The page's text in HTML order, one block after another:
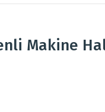
Makine